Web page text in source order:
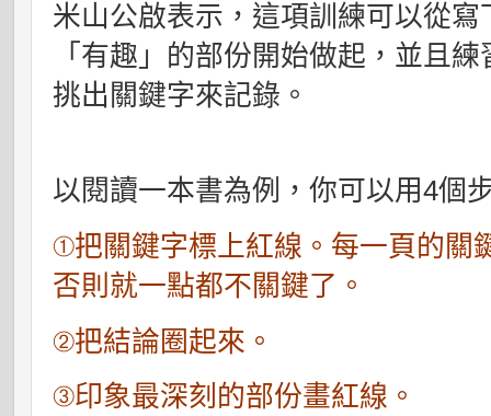
米山公啟表示，這項訓練可以從
「有趣」的部份開始做起，並且
挑出關鍵字來記錄。
以閱讀一本書為例，你可以用4個
①把關鍵字標上紅線。每一頁的關
否則就一點都不關鍵了。
②把結論圈起來。
③印象最深刻的部份畫紅線。